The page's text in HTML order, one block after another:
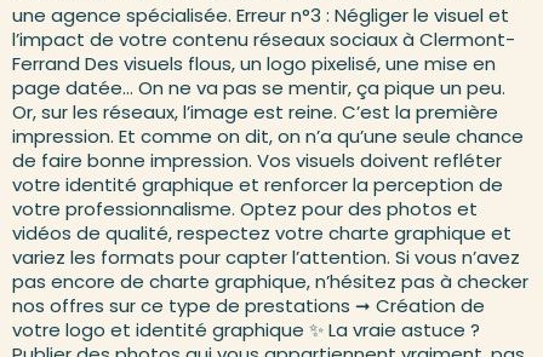
une agence spécialisée. Erreur n°3 : Négliger le visuel et
l’impact de votre contenu réseaux sociaux à Clermont-
Ferrand Des visuels flous, un logo pixelisé, une mise en
page datée… On ne va pas se mentir, ça pique un peu.
Or, sur les réseaux, l’image est reine. C’est la première
impression. Et comme on dit, on n’a qu’une seule chance
de faire bonne impression. Vos visuels doivent refléter
votre identité graphique et renforcer la perception de
votre professionnalisme. Optez pour des photos et
vidéos de qualité, respectez votre charte graphique et
variez les formats pour capter l’attention. Si vous n’avez
pas encore de charte graphique, n’hésitez pas à checker
nos offres sur ce type de prestations ➞ Création de
votre logo et identité graphique ✨ La vraie astuce ?